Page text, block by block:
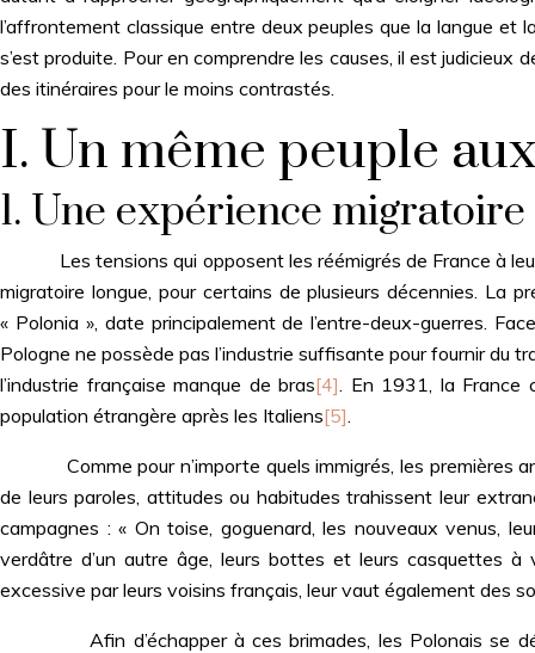
maintained a particularly tough relation: the
remigrated French Poles and the repatriated Poles
in the annexed Eastern territories. Their cultural
differences alone would not be sufficient to explain
the violence of the conflict opposing these
communities upon their arrival in Lower Silesia. A
context needs to be added: the period is post-war
and the experiences are quite different to those of
the conflict. Through this episode of French-Polish
migration history, this article aims for a broader
reflection on the difficulties encountered by
remigrated populations in the peculiar post-war
context.
l’affrontement classique entre deux peuples que la langue et
s’est produite. Pour en comprendre les causes, il est
des itinéraires pour le moins contrastés.
I. Un même peuple
1. Une expérience
Les tensions qui opposent les réémigrés de France à
migratoire longue, pour certains de plusieurs décennies. La
« Polonia », date principalement de l’entre-deux-guerres.
Pologne ne possède pas l’industrie suffisante pour fournir du
l’industrie française manque de bras[4]. En 1931, la France
population étrangère après les Italiens[5].
Comme pour n’importe quels immigrés, les premières
de leurs paroles, attitudes ou habitudes trahissent leur
campagnes : « On toise, goguenard, les nouveaux venus,
verdâtre d’un autre âge, leurs bottes et leurs casquettes
excessive par leurs voisins français, leur vaut également des
Afin d’échapper à ces brimades, les Polonais se